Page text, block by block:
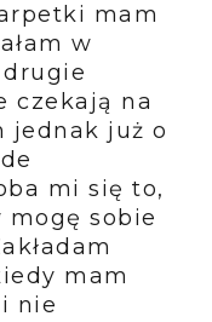
mam
w
czekają na
jednak już o
mi się to,
sobie
mam
nie